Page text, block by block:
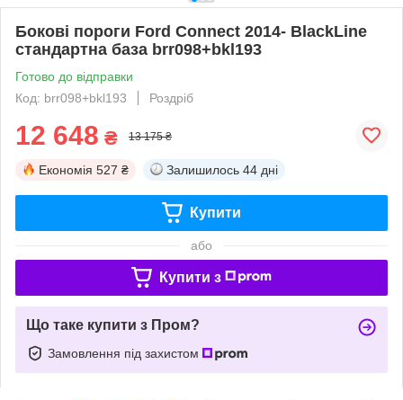
Бокові пороги Ford Connect 2014- BlackLine
стандартна база brr098+bkl193
Готово до відправки
Код: brr098+bkl193
Роздріб
12 648 ₴ 13 175 ₴
Економія 527 ₴ Залишилось 44 дні
Купити
або
Купити з
Що таке купити з Пром?
Замовлення під захистом